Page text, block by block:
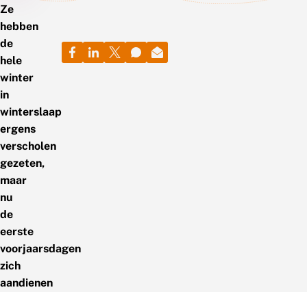
Ze
hebben
de
hele
winter
in
winterslaap
ergens
verscholen
gezeten,
maar
nu
de
eerste
voorjaarsdagen
zich
aandienen